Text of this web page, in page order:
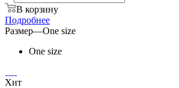
В корзину
Подробнее
Размер—One size
One size
Хит